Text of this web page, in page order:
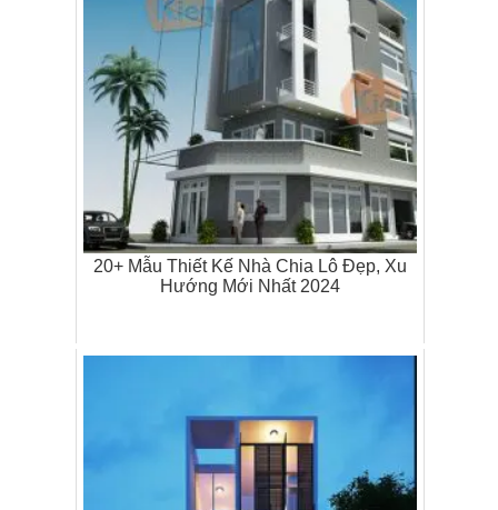
20+ Mẫu Thiết Kế Nhà Chia Lô Đẹp, Xu
Hướng Mới Nhất 2024